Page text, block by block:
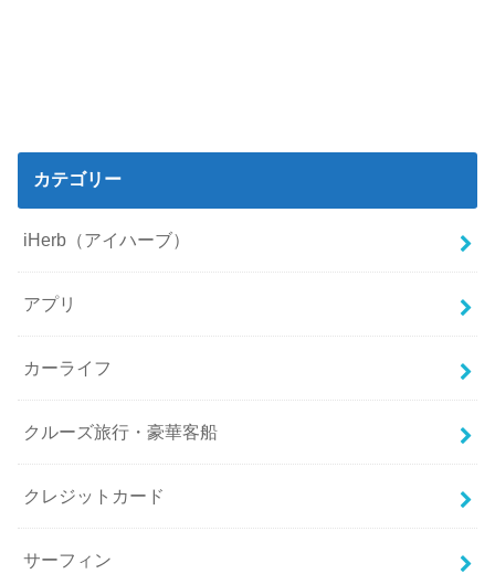
カテゴリー
iHerb（アイハーブ）
アプリ
カーライフ
クルーズ旅行・豪華客船
クレジットカード
サーフィン